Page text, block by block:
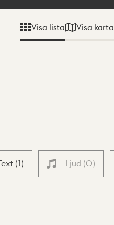
Visa lista Visa karta
(1) Ljud (0)